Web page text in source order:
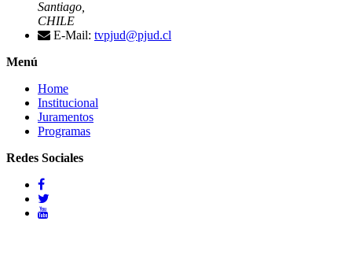
Santiago,
CHILE
E-Mail: tvpjud@pjud.cl
Menú
Home
Institucional
Juramentos
Programas
Redes Sociales